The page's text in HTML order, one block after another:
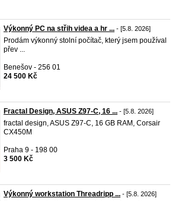
Výkonný PC na střih videa a hr ... - [5.8. 2026]
Prodám výkonný stolní počítač, který jsem používal
přev ...
Benešov - 256 01
24 500 Kč
Fractal Design, ASUS Z97-C, 16 ... - [5.8. 2026]
fractal design, ASUS Z97-C, 16 GB RAM, Corsair
CX450M
Praha 9 - 198 00
3 500 Kč
Výkonný workstation Threadripp ... - [5.8. 2026]